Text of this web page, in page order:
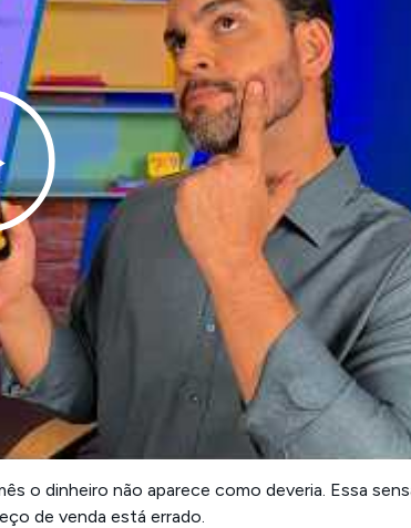
o dinheiro não aparece como deveria. Essa
de venda está errado.